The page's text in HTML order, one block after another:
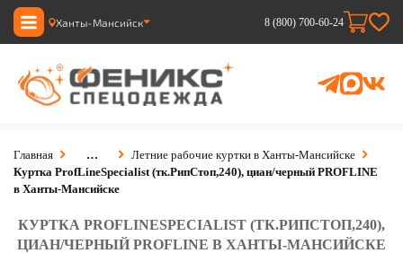
Ханты-Мансийск 8 (800) 700-60-24
Главная …
Летние рабочие куртки в Ханты-Мансийске
Куртка ProfLineSpecialist (тк.РипСтоп,240), циан/черный PROFLINE
в Ханты-Мансийске
КУРТКА PROFLINESPECIALIST (ТК.РИПСТОП,240),
ЦИАН/ЧЕРНЫЙ PROFLINE В ХАНТЫ-МАНСИЙСКЕ